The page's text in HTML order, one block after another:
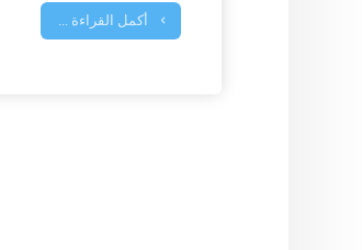
أكمل القراءة ...